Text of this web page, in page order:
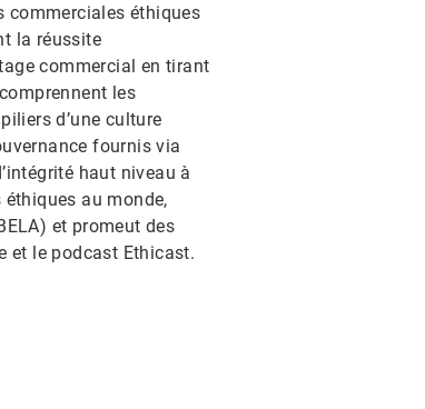
commerciales éthiques
la réussite
commercial en tirant
les
d’une culture
fournis via
haut niveau à
au monde,
et promeut des
et le podcast Ethicast.